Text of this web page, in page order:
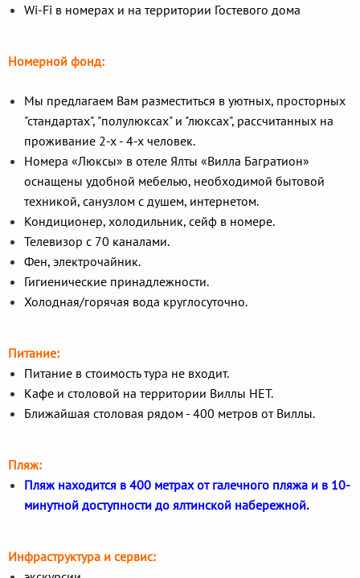
Wi-Fi в номерах и на территории Гостевого дома
Номерной фонд:
Мы предлагаем Вам разместиться в уютных, просторных
"стандартах", "полулюксах" и "люксах", рассчитанных на
проживание 2-х - 4-х человек.
Номера «Люксы» в отеле Ялты «Вилла Багратион»
оснащены удобной мебелью, необходимой бытовой
техникой, санузлом с душем, интернетом.
Кондиционер, холодильник, сейф в номере.
Телевизор с 70 каналами.
Фен, электрочайник.
Гигиенические принадлежности.
Холодная/горячая вода круглосуточно.
Питание:
Питание в стоимость тура не входит.
Кафе и столовой на территории Виллы НЕТ.
Ближайшая столовая рядом - 400 метров от Виллы.
Пляж:
Пляж находится в 400 метрах от галечного пляжа и в 10-
минутной доступности до ялтинской набережной.
Инфраструктура и сервис: